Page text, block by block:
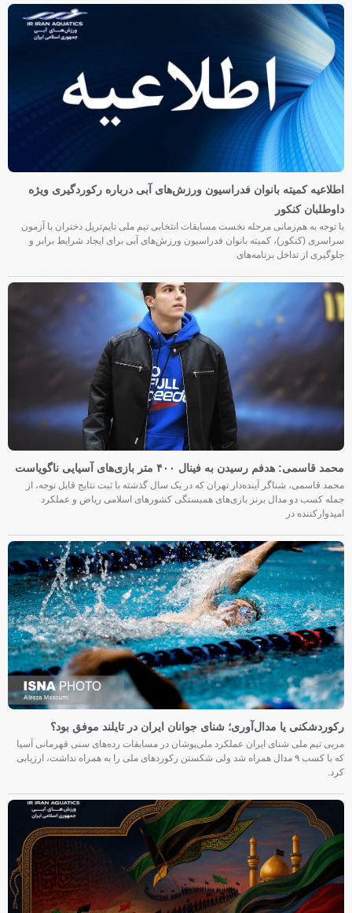
اطلاعیه کمیته بانوان فدراسیون ورزش‌های آبی درباره رکوردگیری ویژه
داوطلبان کنکور
با توجه به هم‌زمانی مرحله نخست مسابقات انتخابی تیم ملی تایم‌تریل دختران با آزمون
سراسری (کنکور)، کمیته بانوان فدراسیون ورزش‌های آبی برای ایجاد شرایط برابر و
جلوگیری از تداخل برنامه‌های
محمد قاسمی: هدفم رسیدن به فینال ۴۰۰ متر بازی‌های آسیایی ناگویاست
محمد قاسمی، شناگر آینده‌دار تهران که در یک سال گذشته با ثبت نتایج قابل توجه، از
جمله کسب دو مدال برنز بازی‌های همبستگی کشورهای اسلامی ریاض و عملکرد
امیدوارکننده در
رکوردشکنی یا مدال‌آوری؛ شنای جوانان ایران در تایلند موفق بود؟
مربی تیم ملی شنای ایران عملکرد ملی‌پوشان در مسابقات رده‌های سنی قهرمانی آسیا
که با کسب ۹ مدال همراه شد ولی شکستن رکوردهای ملی را به همراه نداشت، ارزیابی
کرد.